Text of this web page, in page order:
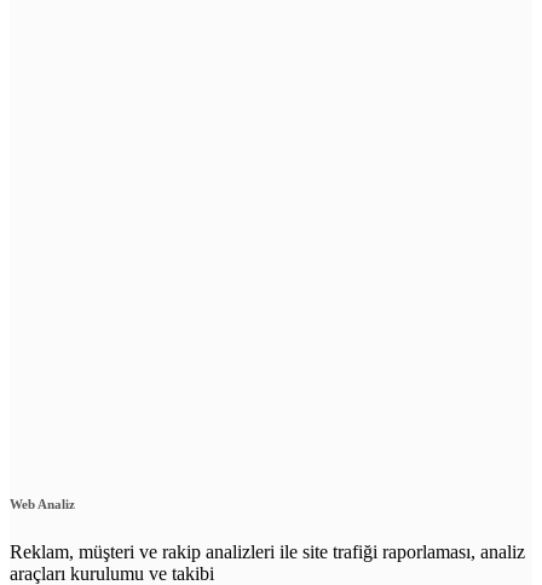
Web Analiz
Reklam, müşteri ve rakip analizleri ile site trafiği raporlaması, analiz
araçları kurulumu ve takibi